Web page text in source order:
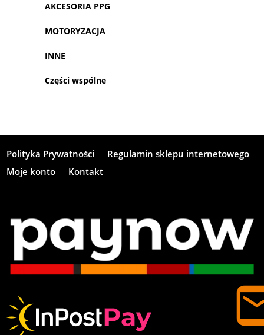
AKCESORIA PPG
MOTORYZACJA
INNE
Części wspólne
Polityka Prywatności
Regulamin sklepu internetowego
Moje konto
Kontakt